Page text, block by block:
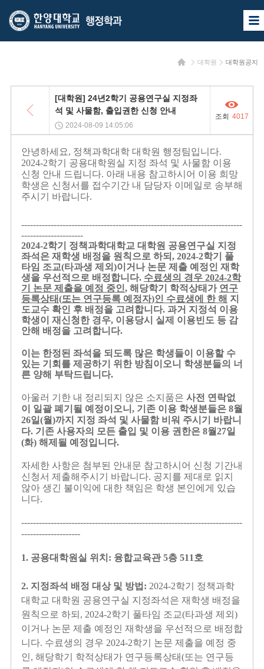
한
양
교
양
교
행
정
학
과
사
이
열
홈 대학원 대학원공지
[대학원] 24년2학기 공용연구실 지정좌
석 및 사물함, 출입권한 신청 안내
조회 4017
2024-08-09 14:05:06
안녕하세요, 정책과학대학 대학원 행정팀입니다.
2024-2학기 공용대학원실 지정 좌석 및 사물함 이용
신청 안내 드립니다. 아래 내용 참고하시어 이용 희망
학생은 신청서를 접수기간 내 담당자 이메일로 송부해
주시기 바랍니다.
---------------------------------------------------------------------------
---------------------
2024-2학기 정책과학대학교 대학원 공용연구실 지정
좌석은 재학생 배정을 원칙으로 하되 , 2024-2학기 풀
타임 조교(타과생 제외 )이거나 논문 제출 예정인 재학
생을 우선적으로 배정합니다. 수료생의 경우 2024-2학
기 논문 제출을 예정 중인, 해당학기 학적상태가 연구
등록상태(또는 연구등록 예정자)인 수료생에 한 해 지
도교수 확인 후 배정을 고려합니다. 과거 지정석 이용
학생이 재신청한 경우, 이용당시 실제 이용빈도 등 감
안해 배정을 고려합니다.
이는 한정된 좌석을 되도록 많은 학생들이 이용할 수
있는 기회를 제공하기 위한 방침이오니 학생분들의 너
른 양해 부탁드립니다.
아울러 기한 내 정리되지 않은 소지품은 사전 연락없
이
일괄 폐기될 예정이오니 , 기존 이용 학생분들은 8월
26일(월)까지 지정 좌석 및 사물함 비워 주시기 바랍니
다. 기존 사용자의 모든 출입 및 이용 권한은 8월27일
(화) 해제될 예정입니다.
자세한 사항은 첨부된 안내문 참고하시어 신청 기간내
신청서 제출해주시기 바랍니다. 공지를 제대로 읽지
않아 생긴 불이익에 대한 책임은 학생 본인에게 있습
니다.
---------------------------------------------------------------------------
--------------------
1. 공용대학원실 위치 : 융합교육관5층 511 호
2. 지정좌석 배정 대상 및 방법 : 2024-2학기 정책과학
대학교 대학원 공용연구실 지정좌석은 재학생 배정을
원칙으로 하되 , 2024-2학기 풀타임 조교(타과생 제외 )
이거나 논문 제출 예정인 재학생을 우선적으로 배정합
니다. 수료생의 경우 2024-2학기 논문 제출을 예정 중
인 , 해당학기 학적상태가 연구등록상태(또는 연구등